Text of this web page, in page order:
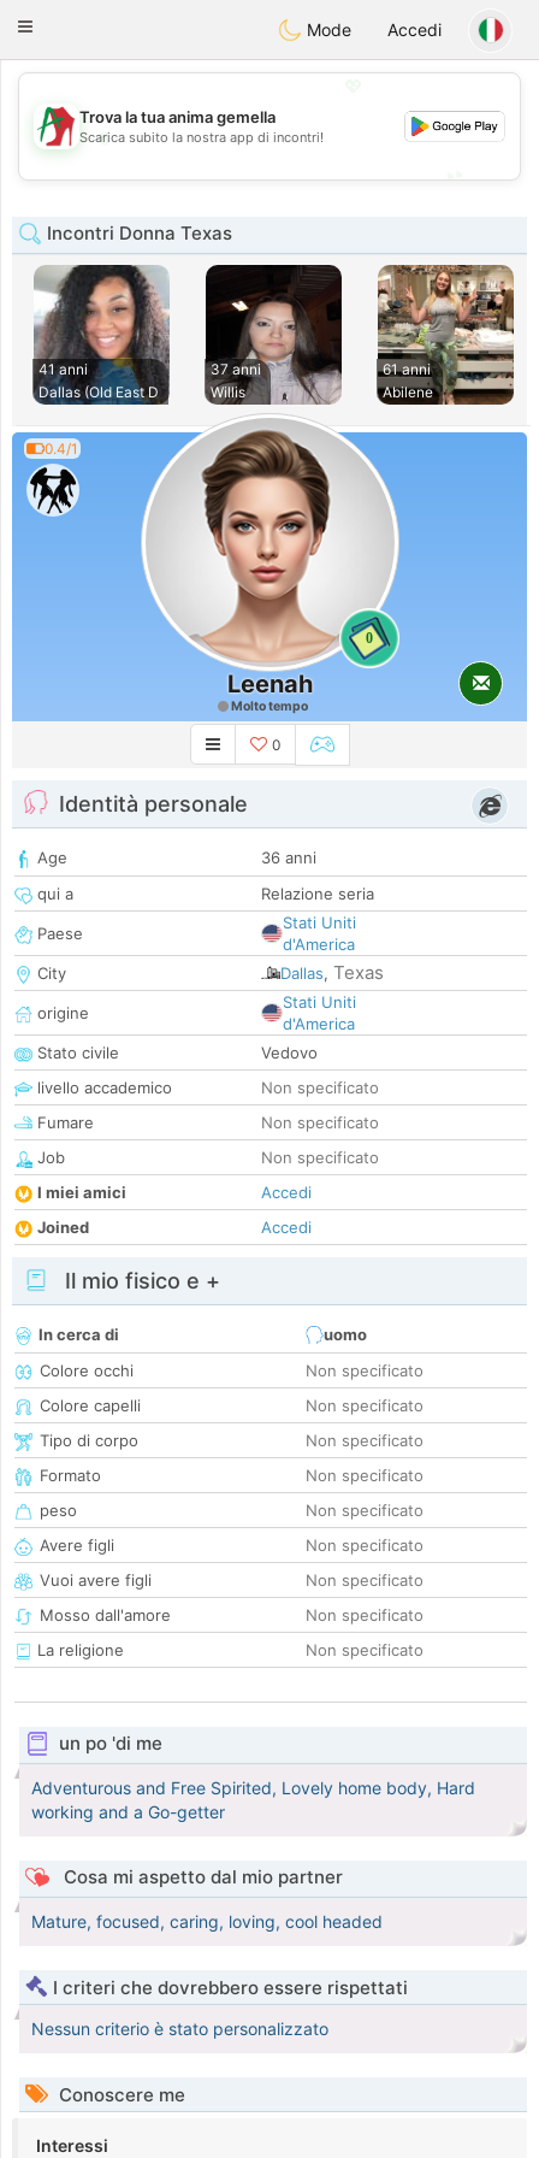
Amami Ora
Toggle
Mode Accedi
💖
💕
Trova la tua anima gemella
Scarica subito la nostra app di incontri!
Incontri Donna Texas
41 anni
Dallas (Old East D
37 anni
Willis
61 anni
Abilene
0.4/1
0
Leenah
Molto tempo
0
Identità personale
Age
36 anni
qui a
Relazione seria
Paese
Stati Uniti
d'America
City
Dallas, Texas
origine
Stati Uniti
d'America
Stato civile
Vedovo
livello accademico
Non specificato
Fumare
Non specificato
Job
Non specificato
I miei amici
Accedi
Joined
Accedi
Il mio fisico e +
In cerca di
uomo
Colore occhi
Non specificato
Colore capelli
Non specificato
Tipo di corpo
Non specificato
Formato
Non specificato
peso
Non specificato
Avere figli
Non specificato
Vuoi avere figli
Non specificato
Mosso dall'amore
Non specificato
La religione
Non specificato
un po 'di me
Adventurous and Free Spirited, Lovely home body, Hard
working and a Go-getter
Cosa mi aspetto dal mio partner
Mature, focused, caring, loving, cool headed
I criteri che dovrebbero essere rispettati
Nessun criterio è stato personalizzato
Conoscere me
Interessi